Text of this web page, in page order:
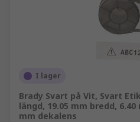
I lager
Brady Svart på Vit, Svart
längd, 19.05 mm bredd,
mm dekalens